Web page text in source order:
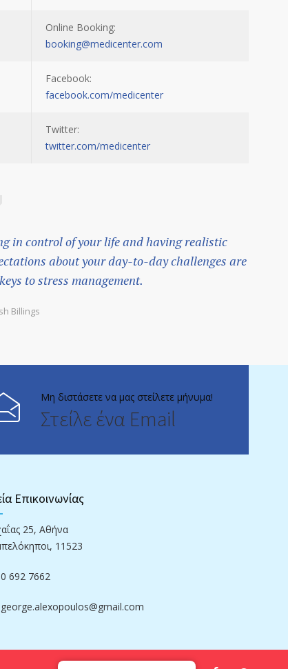
Online Booking:
booking@medicenter.com
Facebook:
facebook.com/medicenter
Twitter:
twitter.com/medicenter
in control of your life and having realistic
about your day-to-day challenges are
to stress management.
Billings
Μη διστάσετε να μας στείλετε μήνυμα!
Στείλε ένα Email
Επικοινωνίας
25, Αθήνα
11523
692 7662